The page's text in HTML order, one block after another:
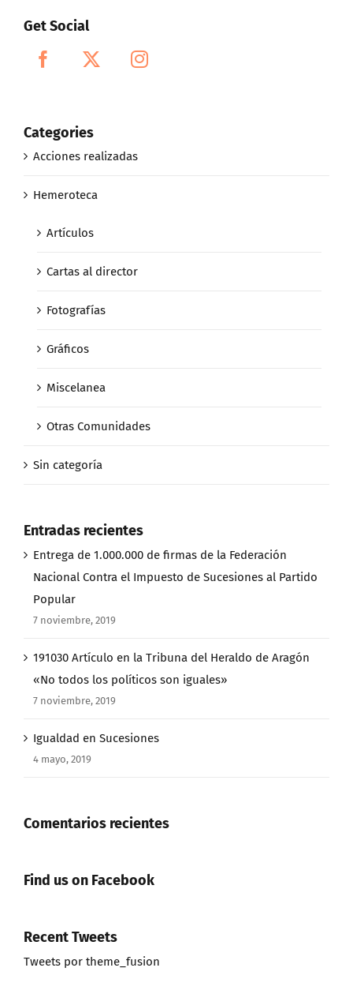
Get Social
Categories
Acciones realizadas
Hemeroteca
Artículos
Cartas al director
Fotografías
Gráficos
Miscelanea
Otras Comunidades
Sin categoría
Entradas recientes
Entrega de 1.000.000 de firmas de la Federación
Nacional Contra el Impuesto de Sucesiones al Partido
Popular
7 noviembre, 2019
191030 Artículo en la Tribuna del Heraldo de Aragón
«No todos los políticos son iguales»
7 noviembre, 2019
Igualdad en Sucesiones
4 mayo, 2019
Comentarios recientes
Find us on Facebook
Recent Tweets
Tweets por theme_fusion